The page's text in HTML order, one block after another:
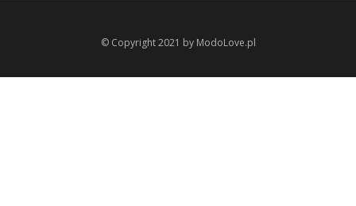
© Copyright 2021 by ModoLove.pl